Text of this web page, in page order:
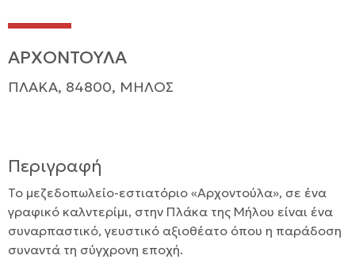
ΑΡΧΟΝΤΟΥΛΑ
ΠΛΑΚΑ, 84800, ΜΗΛΟΣ
Περιγραφή
Το μεζεδοπωλείο-εστιατόριο «Αρχοντούλα», σε ένα
γραφικό καλντερίμι, στην Πλάκα της Μήλου είναι ένα
συναρπαστικό, γευστικό αξιοθέατο όπου η παράδοση
συναντά τη σύγχρονη εποχή.